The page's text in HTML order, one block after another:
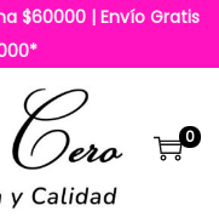
$60000 | Envío Gratis
0